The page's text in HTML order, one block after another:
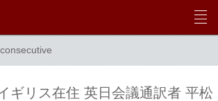
consecutive
ギリス在住 英日会議通訳者 平松